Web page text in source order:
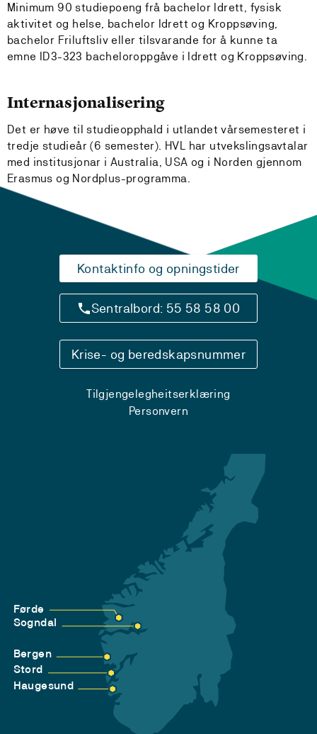
Minimum 90 studiepoeng frå bachelor Idrett, fysisk
aktivitet og helse, bachelor Idrett og Kroppsøving,
bachelor Friluftsliv eller tilsvarande for å kunne ta
emne ID3-323 bacheloroppgåve i Idrett og Kroppsøving.
Internasjonalisering
Det er høve til studieopphald i utlandet vårsemesteret i
tredje studieår (6 semester). HVL har utvekslingsavtalar
med institusjonar i Australia, USA og i Norden gjennom
Erasmus og Nordplus-programma.
Kontaktinfo og opningstider
Sentralbord: 55 58 58 00
Krise- og beredskapsnummer
Tilgjengelegheitserklæring
Personvern
Førde
Sogndal
Bergen
Stord
Haugesund